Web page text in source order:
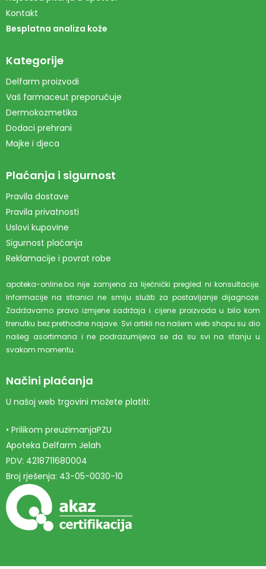
Kontakt
Besplatna analiza kože
Kategorije
Delfarm proizvodi
Vaš farmaceut preporučuje
Dermokozmetika
Dodaci prehrani
Majke i djeca
Plaćanja i sigurnost
Pravila dostave
Pravila privatnosti
Uslovi kupovine
Sigurnost plaćanja
Reklamacije i povrat robe
apoteka-online.ba nije zamjena za liječnički pregled ni konsultacije.
Informacije na stranici ne smiju služiti za postavljanje dijagnoze.
Zadržavamo pravo izmjene sadržaja i cijene proizvoda u bilo kom
trenutku bez prethodne najave. Svi artikli na našem web shopu su dio
našeg asortimana i ne podrazumijeva se da su svi na stanju u
svakom momentu.
Načini plaćanja
U našoj web trgovini možete platiti:
• Prilikom preuzimanjaPZU
Apoteka Delfarm Jelah
PDV: 4218711680004
Broj rješenja: 43-05-0030-10